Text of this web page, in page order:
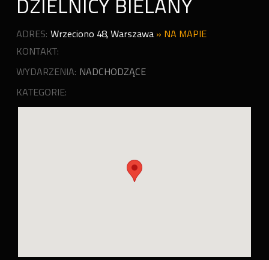
DZIELNICY BIELANY
ADRES: Wrzeciono 48,Warszawa » NA MAPIE
KONTAKT:
WYDARZENIA: NADCHODZĄCE
KATEGORIE: